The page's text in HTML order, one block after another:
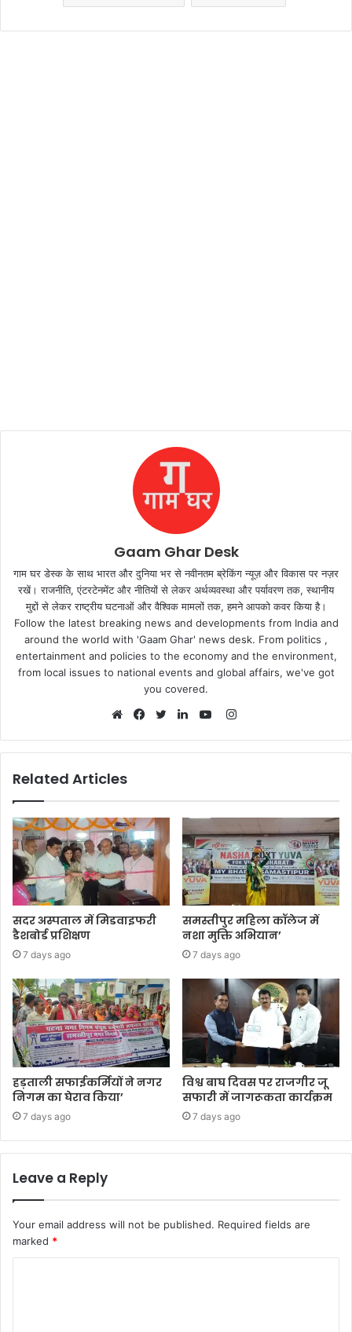
Gaam Ghar Desk
गाम घर डेस्क के साथ भारत और दुनिया भर से नवीनतम ब्रेकिंग न्यूज़ और विकास पर नज़र
रखें। राजनीति, एंटरटेनमेंट और नीतियों से लेकर अर्थव्यवस्था और पर्यावरण तक, स्थानीय
मुद्दों से लेकर राष्ट्रीय घटनाओं और वैश्विक मामलों तक, हमने आपको कवर किया है।
Follow the latest breaking news and developments from India and
around the world with 'Gaam Ghar' news desk. From politics ,
entertainment and policies to the economy and the environment,
from local issues to national events and global affairs, we've got
you covered.
Instagram
Related Articles
सदर अस्पताल में मिडवाइफरी
डैशबोर्ड प्रशिक्षण
7 days ago
समस्तीपुर महिला कॉलेज में
नशा मुक्ति अभियान’
7 days ago
हड़ताली सफाईकर्मियों ने नगर
निगम का घेराव किया’
7 days ago
विश्व बाघ दिवस पर राजगीर जू
सफारी में जागरूकता कार्यक्रम
7 days ago
Leave a Reply
Your email address will not be published. Required fields are
marked *